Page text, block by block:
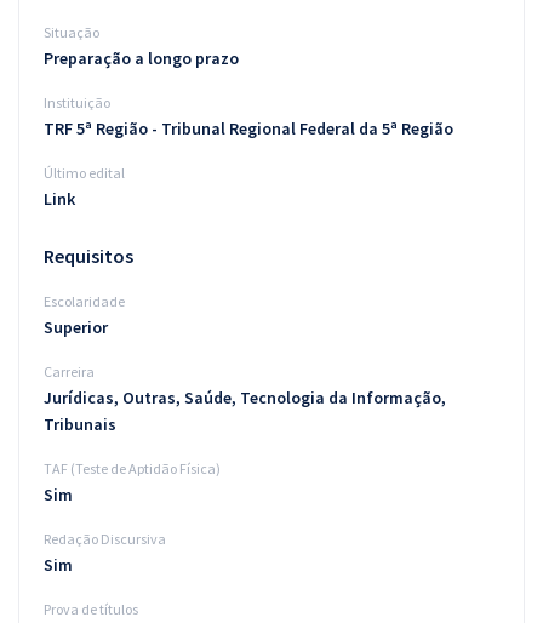
Blog
Aprovados
Atendimento
Situação
Preparação a longo prazo
Instituição
TRF 5ª Região - Tribunal Regional Federal da 5ª Região
Último edital
Link
Requisitos
Escolaridade
Superior
Carreira
Jurídicas, Outras, Saúde, Tecnologia da Informação,
Tribunais
TAF (Teste de Aptidão Física)
Sim
Redação Discursiva
Sim
Prova de títulos